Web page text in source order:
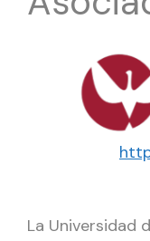
La Universidad